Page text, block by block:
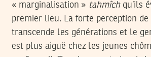
« marginalisation » tahmîchqu’ils
premier lieu. La forte perception de
transcende les générations et le
est plus aiguë chez les jeunes